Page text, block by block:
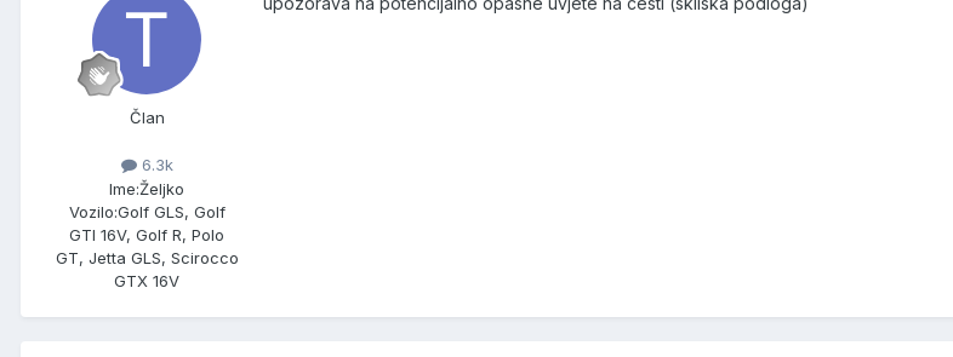
Član
6.3k
Ime:Željko
Vozilo:Golf GLS, Golf
GTI 16V, Golf R, Polo
GT, Jetta GLS, Scirocco
GTX 16V